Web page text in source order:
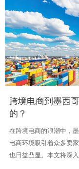
跨境电商到墨西
的？
在跨境电商的浪潮中，
电商环境吸引着众多卖
也日益凸显。本文将深